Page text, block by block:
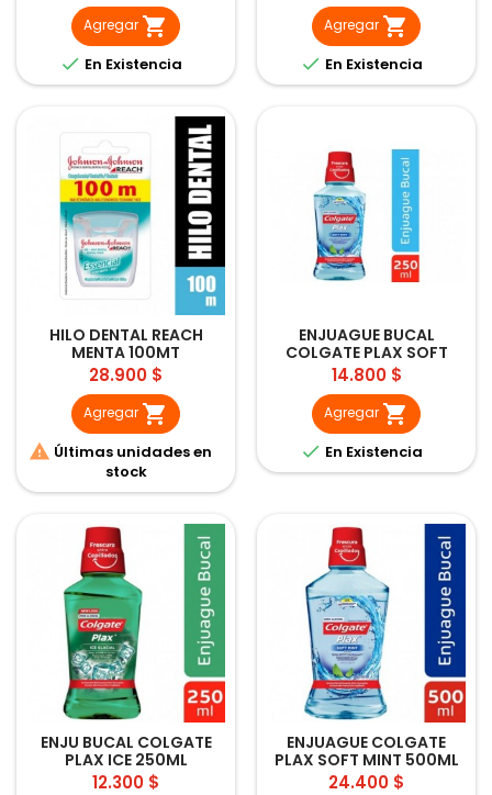
Agregar 
 En Existencia
Agregar 
 En Existencia
HILO DENTAL REACH
MENTA 100MT
Precio
28.900 $
Agregar 
 Últimas unidades en
stock
ENJUAGUE BUCAL
COLGATE PLAX SOFT
MINT 250ML
Precio
14.800 $
Agregar 
 En Existencia
ENJU BUCAL COLGATE
PLAX ICE 250ML
Precio
12.300 $
ENJUAGUE COLGATE
PLAX SOFT MINT 500ML
Precio
24.400 $